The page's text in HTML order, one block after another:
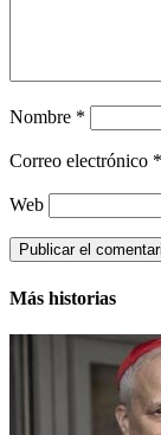
Nombre *
Correo electrónico *
Web
Más historias